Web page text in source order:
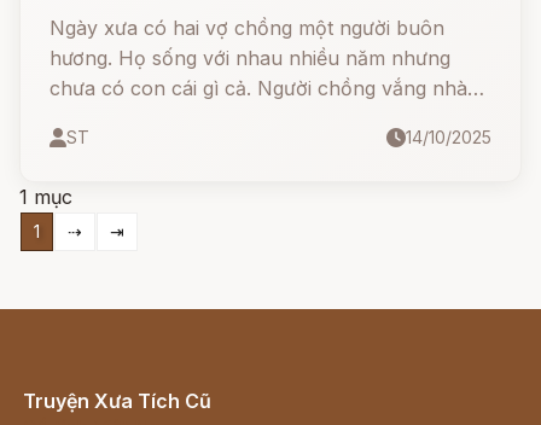
Ngày xưa có hai vợ chồng một người buôn
hương. Họ sống với nhau nhiều năm nhưng
chưa có con cái gì cả. Người chồng vắng nhà
ST 14/10/2025
1 mục
1 ⇢ ⇥
Truyện Xưa Tích Cũ